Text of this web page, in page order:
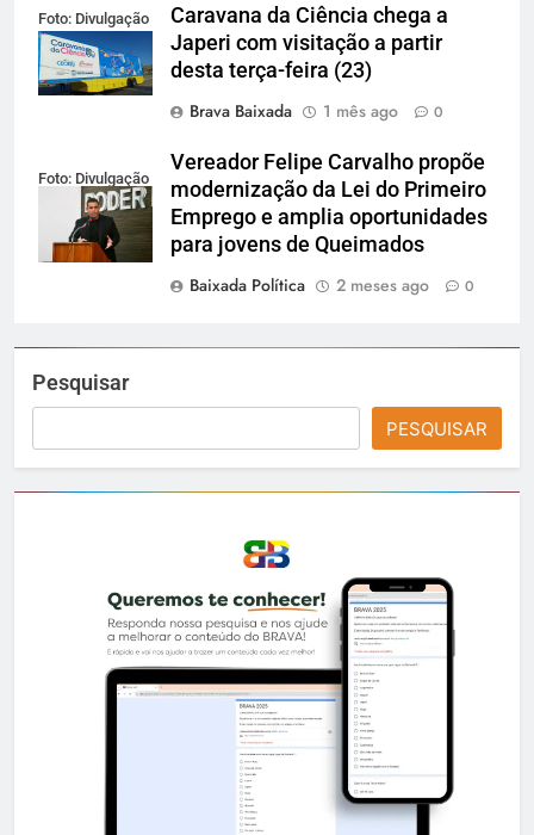
Foto: Divulgação
Caravana da Ciência chega a
Japeri com visitação a partir
desta terça-feira (23)
Brava Baixada
1 mês ago 0
Foto: Divulgação
Vereador Felipe Carvalho propõe
modernização da Lei do Primeiro
Emprego e amplia oportunidades
para jovens de Queimados
Baixada Política
2 meses ago 0
Pesquisar
PESQUISAR